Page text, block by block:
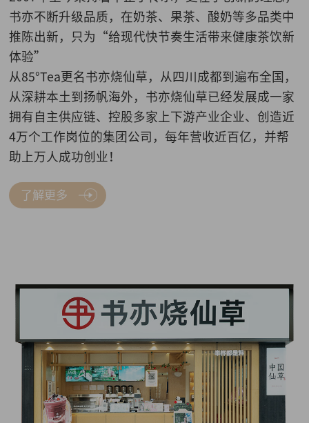
书亦不断升级品质，在奶茶、果茶、酸奶等多品类中
推陈出新，只为“给现代快节奏生活带来健康茶饮新
体验”
从85°Tea更名书亦烧仙草，从四川成都到遍布全国，
从深耕本土到扬帆海外，书亦烧仙草已经发展成一家
拥有自主供应链、控股多家上下游产业企业、创造近
4万个工作岗位的集团公司，每年营收近百亿，并帮
助上万人成功创业！
了解更多